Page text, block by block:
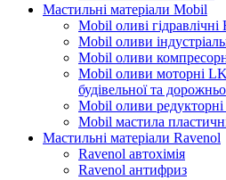
Мастильні матеріали Mobil
Mobil оливі
Mobil оливи
Mobil оливи
Mobil оливи моторні
будівельної та
Mobil оливи
Mobil мастила
Мастильні матеріали Ravenol
Ravenol автохімія
Ravenol антифриз